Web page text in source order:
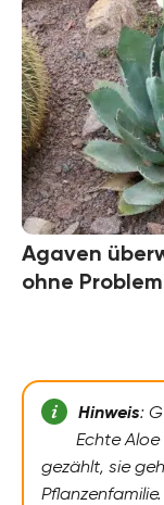
Agaven
ohne
Hinweis:
Echte Aloe
gezählt, sie